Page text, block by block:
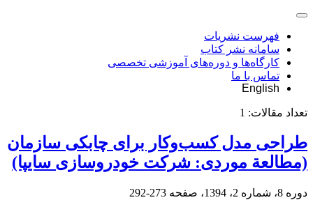
فهرست نشریات
سامانه نشر کتاب
کارگاه‌ها و دوره‌های آموزشی تخصصی
تماس با ما
English
تعداد مقالات: 1
طراحی مدل کسب‌وکار برای چابکی سازمان
(مطالعة موردی: شرکت خودروسازی سایپا)
دوره 8، شماره 2، 1394، صفحه 273-292